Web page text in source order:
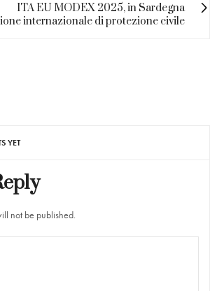
ITA EU MODEX 2025, in Sardegna
internazionale di protezione civile
YET
not be published.